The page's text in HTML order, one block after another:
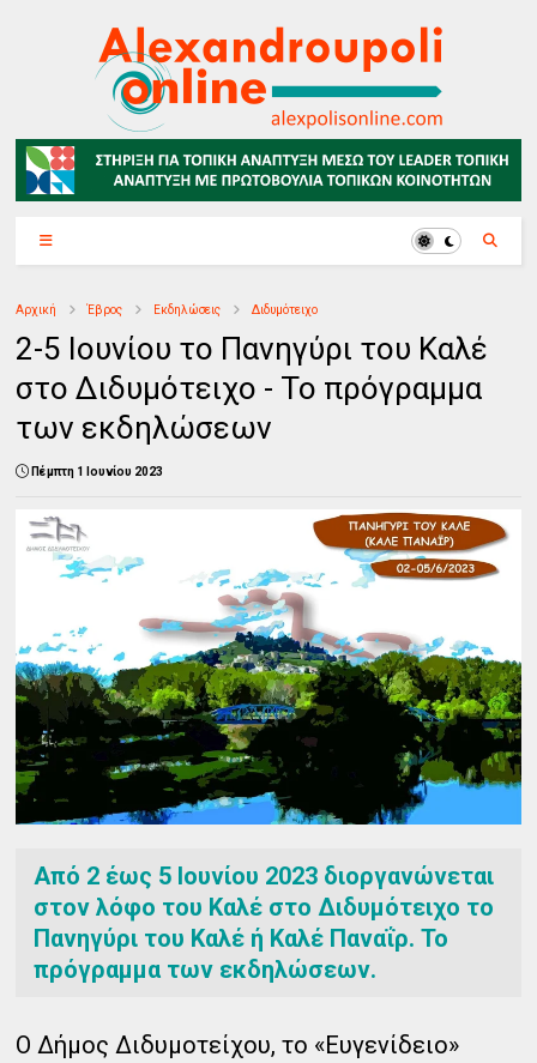
Αρχική Έβρος Εκδηλώσεις Διδυμότειχο
2-5 Ιουνίου το Πανηγύρι του Καλέ
στο Διδυμότειχο - Το πρόγραμμα
των εκδηλώσεων
Πέμπτη 1 Ιουνίου 2023
Από 2 έως 5 Ιουνίου 2023 διοργανώνεται
στον λόφο του Καλέ στο Διδυμότειχο το
Πανηγύρι του Καλέ ή Καλέ Παναΐρ. Το
πρόγραμμα των εκδηλώσεων.
Ο Δήμος Διδυμοτείχου, το «Ευγενίδειο»